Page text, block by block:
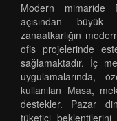
Modern mimaride
açısından
zanaatkarlığın
ofis projelerinde
sağlamaktadır. İç
uygulamalarında,
kullanılan Masa,
destekler. Pazar
tüketici